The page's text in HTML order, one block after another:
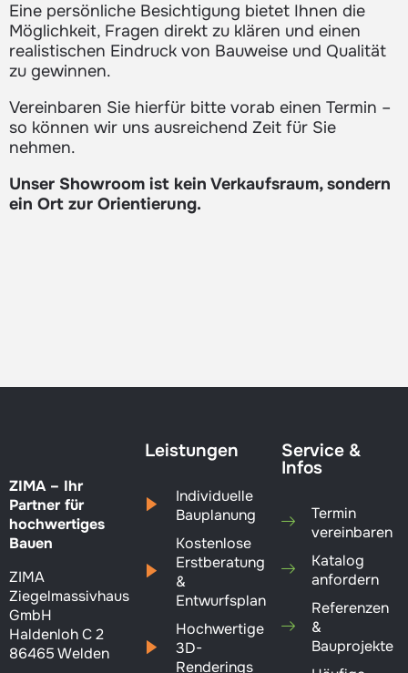
Eine persönliche Besichtigung bietet Ihnen die
Möglichkeit, Fragen direkt zu klären und einen
realistischen Eindruck von Bauweise und Qualität
zu gewinnen.
Vereinbaren Sie hierfür bitte vorab einen Termin –
so können wir uns ausreichend Zeit für Sie
nehmen.
Unser Showroom ist kein Verkaufsraum, sondern
ein Ort zur Orientierung.
ZIMA – Ihr
Partner für
hochwertiges
Bauen
ZIMA
Ziegelmassivhaus
GmbH
Haldenloh C 2
86465 Welden
Leistungen
Individuelle
Bauplanung
Kostenlose
Erstberatung
&
Entwurfsplan
Hochwertige
3D-
Renderings
Service &
Infos
Termin
vereinbaren
Katalog
anfordern
Referenzen
&
Bauprojekte